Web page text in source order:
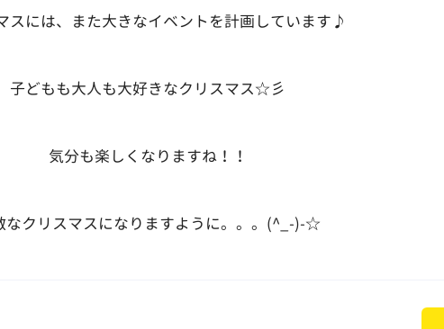
スには、また大きなイベントを計画しています♪
子どもも大人も大好きなクリスマス☆彡
気分も楽しくなりますね！！
なクリスマスになりますように。。。(^_-)-☆